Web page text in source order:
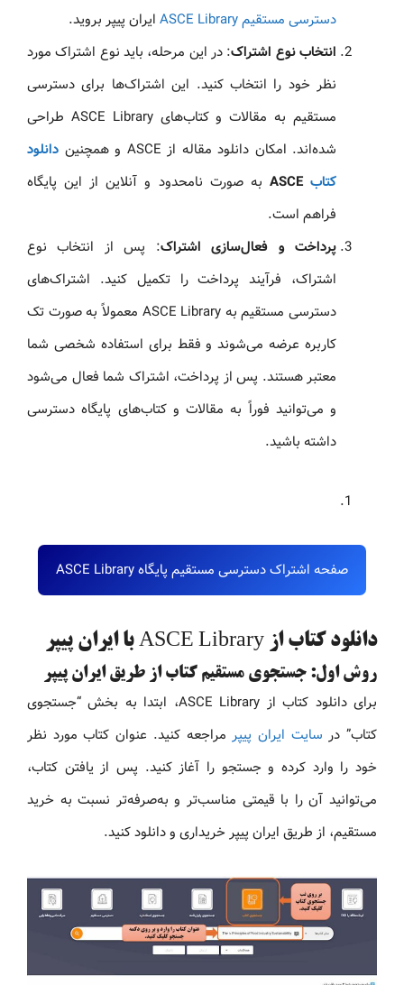
دسترسی مستقیم ASCE Library
ایران پیپر بروید.
انتخاب نوع اشتراک: در این مرحله، باید نوع اشتراک مورد
نظر خود را انتخاب کنید. این اشتراک‌ها برای دسترسی
مستقیم به مقالات و کتاب‌های ASCE Library طراحی
شده‌اند. امکان دانلود مقاله از ASCE و همچنین
دانلود
کتابASCE
به صورت نامحدود و آنلاین از این پایگاه
فراهم است.
پرداخت و فعال‌سازی اشتراک: پس از انتخاب نوع
اشتراک، فرآیند پرداخت را تکمیل کنید. اشتراک‌های
دسترسی مستقیم به ASCE Library معمولاً به صورت تک
کاربره عرضه می‌شوند و فقط برای استفاده شخصی شما
معتبر هستند. پس از پرداخت، اشتراک شما فعال می‌شود
و می‌توانید فوراً به مقالات و کتاب‌های پایگاه دسترسی
داشته باشید.
صفحه اشتراک دسترسی مستقیم پایگاه ASCE Library
دانلود کتاب از ASCE Library با ایران پیپر
روش اول: جستجوی مستقیم کتاب از طریق ایران پیپر
برای دانلود کتاب از ASCE Library، ابتدا به بخش “جستجوی
کتاب” در سایت ایران پیپرمراجعه کنید. عنوان کتاب مورد نظر
خود را وارد کرده و جستجو را آغاز کنید. پس از یافتن کتاب،
می‌توانید آن را با قیمتی مناسب‌تر و به‌صرفه‌تر نسبت به خرید
مستقیم، از طریق ایران پیپر خریداری و دانلود کنید.